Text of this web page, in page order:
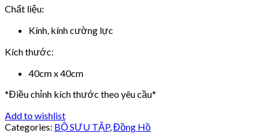
Chất liệu:
Kính, kính cường lực
Kích thước:
40cm x 40cm
*Điều chỉnh kích thước theo yêu cầu*
Add to wishlist
Categories: BỘ SƯU TẬP,Đồng Hồ